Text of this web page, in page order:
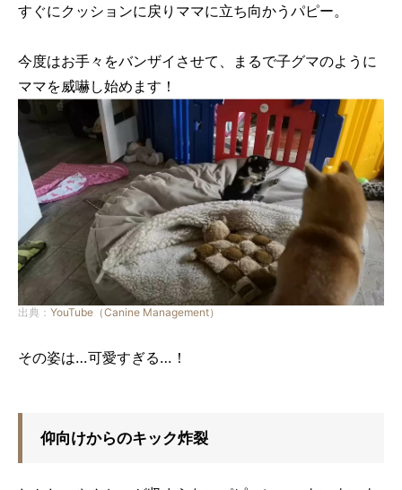
すぐにクッションに戻りママに立ち向かうパピー。
今度はお手々をバンザイさせて、まるで子グマのように
ママを威嚇し始めます！
出典： YouTube（Canine Management）
その姿は…可愛すぎる…！
仰向けからのキック炸裂